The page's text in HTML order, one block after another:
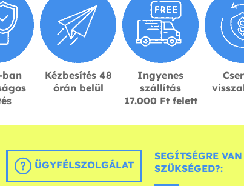
ban
Kézbesítés 48
órán belül
Ingyenes
szállítás
17.000 Ft felett
ÜGYFÉLSZOLGÁLAT
SEGÍTSÉGRE VAN
SZÜKSÉGED?: